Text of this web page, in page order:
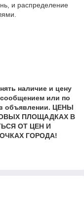
и распределение
наличие и цену
или по
в объявлении. ЦЕНЫ
ПЛОЩАДКАХ В
ОТ ЦЕН И
ГОРОДА!